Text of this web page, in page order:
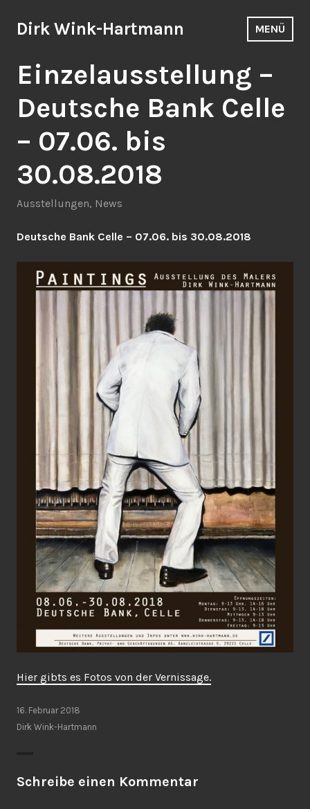
Inhalt
Dirk Wink-Hartmann MENÜ
Einzelausstellung –
Deutsche Bank Celle
– 07.06. bis
30.08.2018
Ausstellungen, News
Deutsche Bank Celle – 07.06. bis 30.08.2018
Hier gibts es Fotos von der Vernissage.
16. Februar 2018
Dirk Wink-Hartmann
Schreibe einen Kommentar